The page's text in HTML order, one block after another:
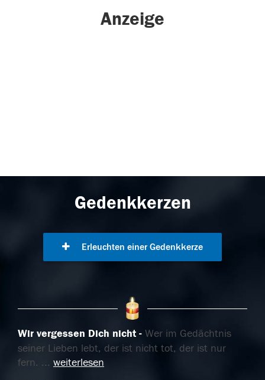
Anzeige
Gedenkkerzen
Erleuchten einer Gedenkkerze
Wir vergessen Dich nicht
Wer im Gedächtnis
seiner Lieben lebt, der ist nicht tot, der ist nur
fern. ... weiterlesen